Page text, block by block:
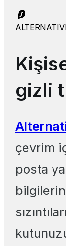
gizli
çevrim
posta